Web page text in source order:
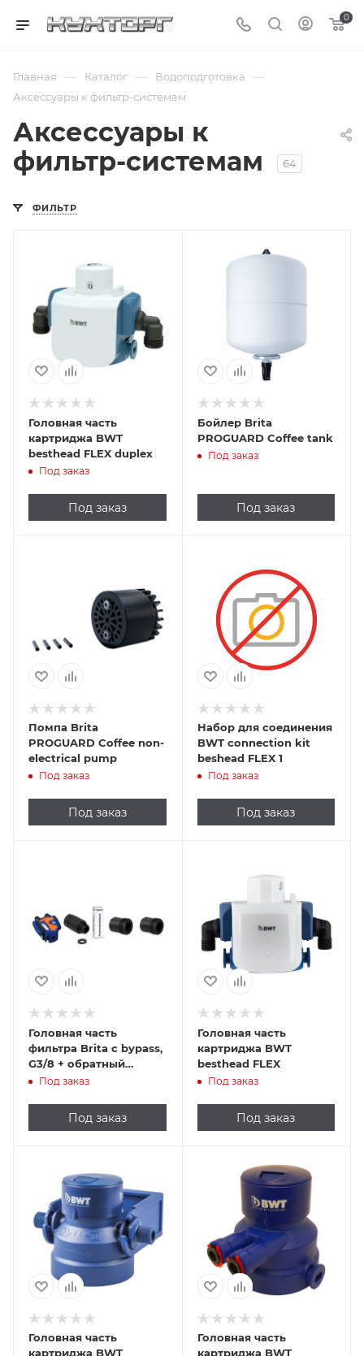
0
Главная — Каталог — Водоподготовка —
Аксессуары к фильтр-системам
Аксессуары к
фильтр-системам
64
ФИЛЬТР
Головная часть
картриджа BWT
besthead FLEX duplex
Под заказ
Под заказ
Бойлер Brita
PROGUARD Coffee tank
Под заказ
Под заказ
Помпа Brita
PROGUARD Coffee non-
electrical pump
Под заказ
Под заказ
Набор для соединения
BWT connection kit
beshead FLEX 1
Под заказ
Под заказ
Головная часть
фильтра Brita с bypass,
G3/8 + обратный
клапан + тест воды +
Под заказ
Под заказ
Головная часть
картриджа BWT
besthead FLEX
Под заказ
Под заказ
Головная часть
картриджа BWT
Головная часть
картриджа BWT